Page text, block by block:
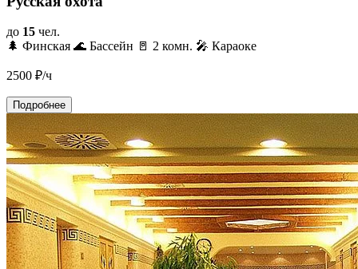
до 15 чел.
🌲 Финская 🌊 Бассейн 🚪 2 комн. 🎤 Караоке
2500 ₽/ч
Подробнее